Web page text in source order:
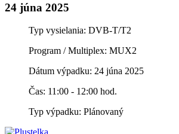
24 júna 2025
Typ vysielania: DVB-T/T2
Program / Multiplex: MUX2
Dátum výpadku: 24 júna 2025
Čas: 11:00 - 12:00 hod.
Typ výpadku: Plánovaný